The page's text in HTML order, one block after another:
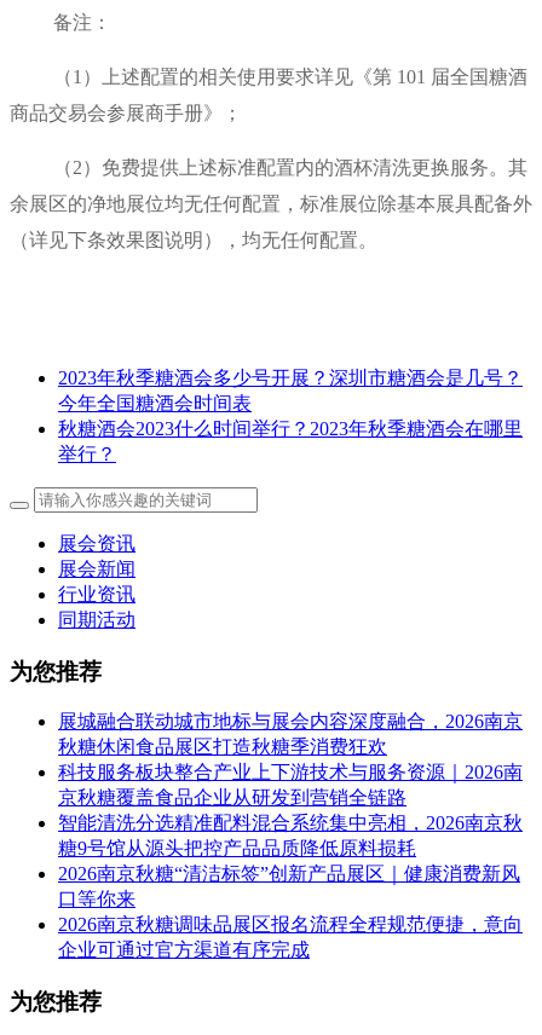
备注：
（1）上述配置的相关使用要求详见《第 101 届全国糖酒
商品交易会参展商手册》；
（2）免费提供上述标准配置内的酒杯清洗更换服务。其
余展区的净地展位均无任何配置，标准展位除基本展具配备外
（详见下条效果图说明），均无任何配置。
2023年秋季糖酒会多少号开展？深圳市糖酒会是几号？
今年全国糖酒会时间表
秋糖酒会2023什么时间举行？2023年秋季糖酒会在哪里
举行？
展会资讯
展会新闻
行业资讯
同期活动
为您推荐
展城融合联动城市地标与展会内容深度融合，2026南京
秋糖休闲食品展区打造秋糖季消费狂欢
科技服务板块整合产业上下游技术与服务资源｜2026南
京秋糖覆盖食品企业从研发到营销全链路
智能清洗分选精准配料混合系统集中亮相，2026南京秋
糖9号馆从源头把控产品品质降低原料损耗
2026南京秋糖“清洁标签”创新产品展区｜健康消费新风
口等你来
2026南京秋糖调味品展区报名流程全程规范便捷，意向
企业可通过官方渠道有序完成
为您推荐